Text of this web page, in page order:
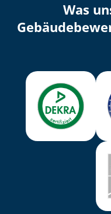
Was